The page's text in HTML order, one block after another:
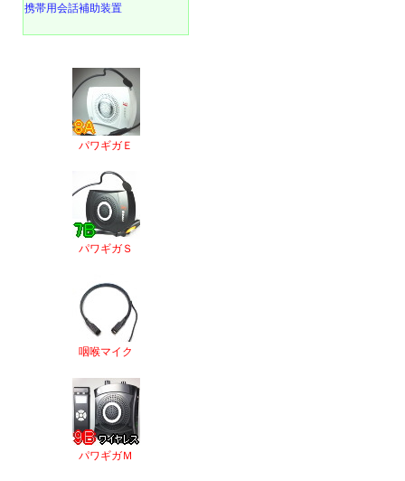
携帯用会話補助装置
パワギガＥ
パワギガＳ
咽喉マイク
パワギガＭ